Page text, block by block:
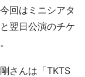
回はミニシアタ
翌日公演のチケ
さんは「TKTS